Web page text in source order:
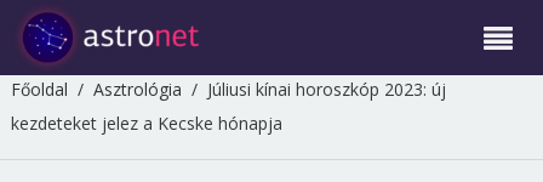
Főoldal / Asztrológia / Júliusi kínai horoszkóp 2023: új
kezdeteket jelez a Kecske hónapja